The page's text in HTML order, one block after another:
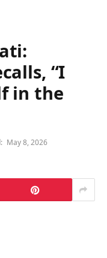
“I
in the
May 8, 2026